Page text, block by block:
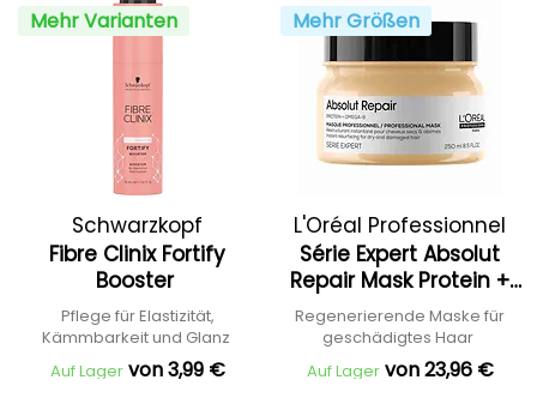
Mehr Varianten
Schwarzkopf
Professional
Fibre Clinix Fortify
Booster
Pflege für Elastizität,
Kämmbarkeit und Glanz
Auf Lager von 3,99 €
Mehr Größen
L'Oréal Professionnel
Série Expert Absolut
Repair Mask Protein +
Omega 9
Regenerierende Maske für
geschädigtes Haar
Auf Lager von 23,96 €